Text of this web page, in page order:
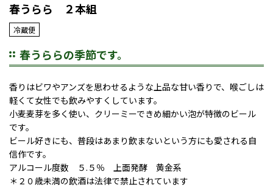
春うらら ２本組
冷蔵便
春うららの季節です。
香りはビワやアンズを思わせるような上品な甘い香りで、喉ごしは
軽くて女性でも飲みやすくしています。
小麦麦芽を多く使い、クリーミーできめ細かい泡が特徴のビール
です。
ビール好きにも、普段はあまり飲まないという方にも愛される自
信作です。
アルコール度数 ５.５％ 上面発酵 黄金系
＊２０歳未満の飲酒は法律で禁止されています